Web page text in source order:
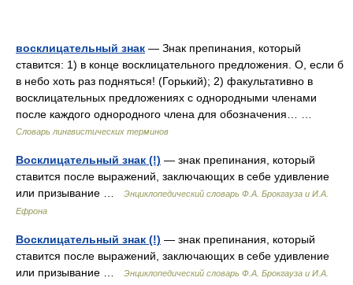
восклицательный знак — Знак препинания, который
ставится: 1) в конце восклицательного предложения. О, если б
в небо хоть раз подняться! (Горький); 2) факультативно в
восклицательных предложениях с однородными членами
после каждого однородного члена для обозначения… …
Словарь лингвистических терминов
Восклицательный знак (!) — знак препинания, который
ставится после выражений, заключающих в себе удивление
или призывание …
Энциклопедический словарь Ф.А. Брокгауза и И.А.
Ефрона
Восклицательный знак (!) — знак препинания, который
ставится после выражений, заключающих в себе удивление
или призывание …
Энциклопедический словарь Ф.А. Брокгауза и И.А.